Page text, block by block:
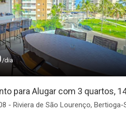
/dia
para Alugar com 3 quartos,
- Riviera de São Lourenço, Bertioga-